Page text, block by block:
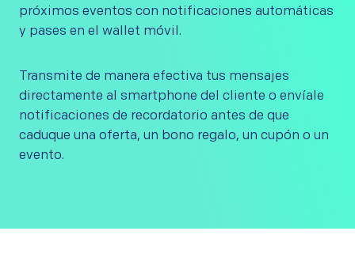
próximos eventos con notificaciones automáticas
y pases en el wallet móvil.
Transmite de manera efectiva tus mensajes
directamente al smartphone del cliente o envíale
notificaciones de recordatorio antes de que
caduque una oferta, un bono regalo, un cupón o un
evento.